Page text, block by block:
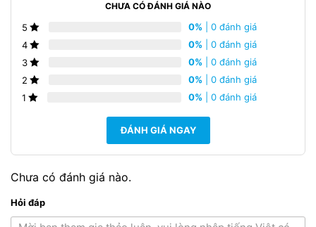
CHƯA CÓ ĐÁNH GIÁ NÀO
5 0% | 0 đánh giá
4
0% | 0 đánh giá
3
0% | 0 đánh giá
2
0% | 0 đánh giá
1
0% | 0 đánh giá
ĐÁNH GIÁ NGAY
Chưa có đánh giá nào.
Hỏi đáp